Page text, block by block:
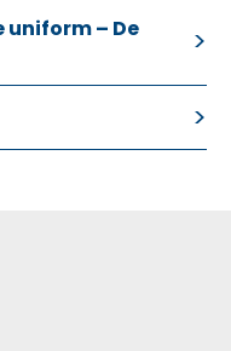
uniform – De